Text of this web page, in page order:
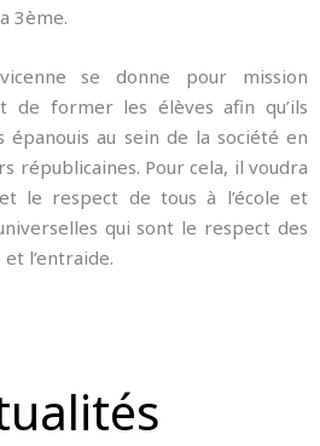
3ème.
se donne pour mission
de former les élèves afin qu’ils
épanouis au sein de la société en
républicaines. Pour cela, il voudra
et le respect de tous à l’école et
qui sont le respect des
l’entraide.